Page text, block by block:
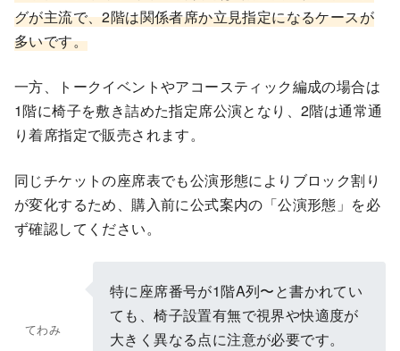
グが主流で、2階は関係者席か立見指定になるケースが
多いです。
一方、トークイベントやアコースティック編成の場合は
1階に椅子を敷き詰めた指定席公演となり、2階は通常通
り着席指定で販売されます。
同じチケットの座席表でも公演形態によりブロック割り
が変化するため、購入前に公式案内の「公演形態」を必
ず確認してください。
てわみ
特に座席番号が1階A列〜と書かれてい
ても、椅子設置有無で視界や快適度が
大きく異なる点に注意が必要です。